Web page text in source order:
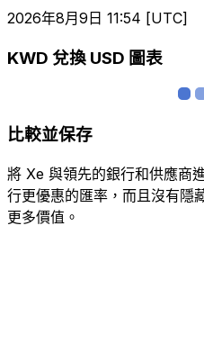
2026年8月9日 11:54 [UTC]
KWD 兌換 USD 圖表
比較並保存
將 Xe 與領先的銀行和供應商
行更優惠的匯率，而且沒有隱
更多價值。